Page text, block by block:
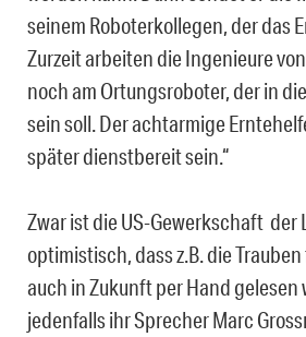
seinem Roboterkollegen, der das
Zurzeit arbeiten die Ingenieure
noch am Ortungsroboter, der in
sein soll. Der achtarmige
später dienstbereit sein.“
Zwar ist die US-Gewerkschaft der
optimistisch, dass z.B. die
auch in Zukunft per Hand gelesen
jedenfalls ihr Sprecher Marc